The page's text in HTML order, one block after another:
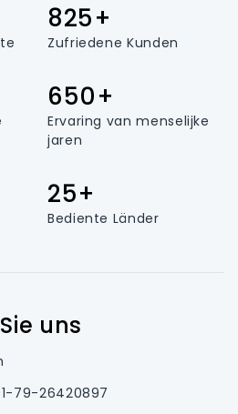
825+
Zufriedene Kunden
650+
Ervaring van menselijke
jaren
25+
Bediente Länder
uns
79-26420897